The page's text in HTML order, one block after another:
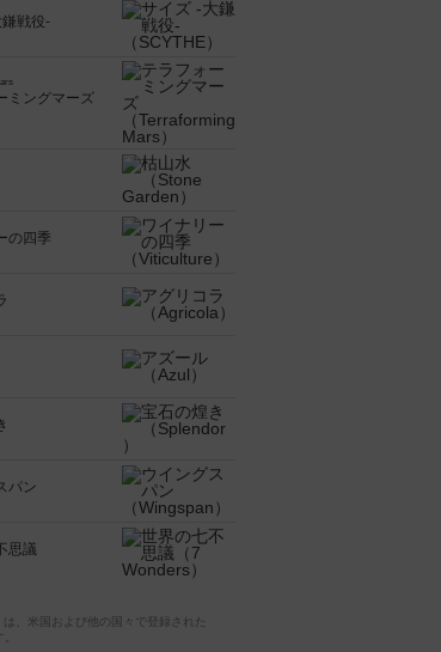
戦役-
ミングマーズ
の四季
パン
思議
、米国および他の国々で登録された